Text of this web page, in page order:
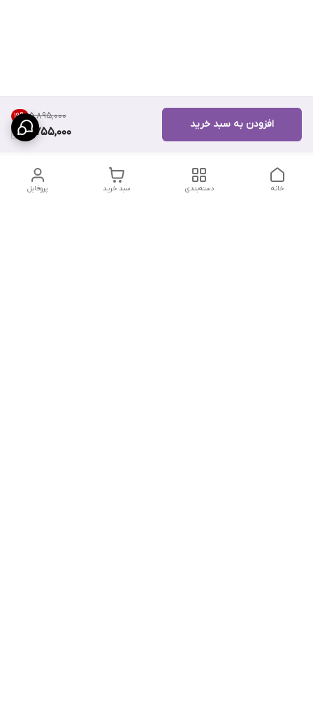
۵٬۸۹۵٬۰۰۰ 19%
4,755,000
افزودن به سبد خرید
پروفایل سبد خرید دسته‌بندی خانه